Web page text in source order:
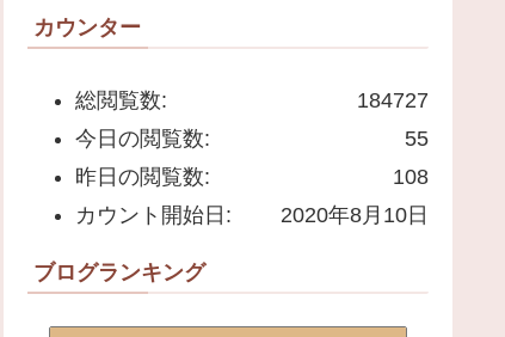
カウンター
184727
総閲覧数:
55
今日の閲覧数:
108
昨日の閲覧数:
2020年8月10日
カウント開始日:
ブログランキング